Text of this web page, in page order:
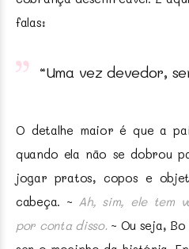
falas:
“Uma vez devedor,
O detalhe maior é que a
quando ela não se dobrou
jogar pratos, copos e
cabeça. ~ Ah, sim, ele tem
por conta disso.~ Ou seja,